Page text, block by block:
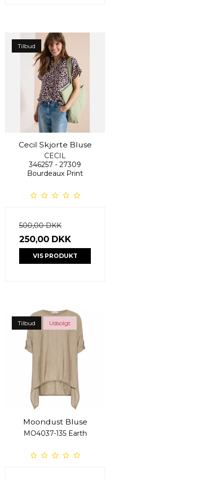
Tilbud
Cecil Skjorte Bluse
CECIL
346257 - 27309
Bourdeaux Print
500,00 DKK
250,00 DKK
VIS PRODUKT
Tilbud Udsolgt
Moondust Bluse
MO4037-135 Earth